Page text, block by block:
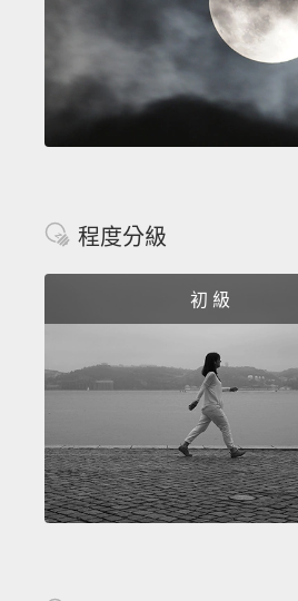
程度分級
初 級